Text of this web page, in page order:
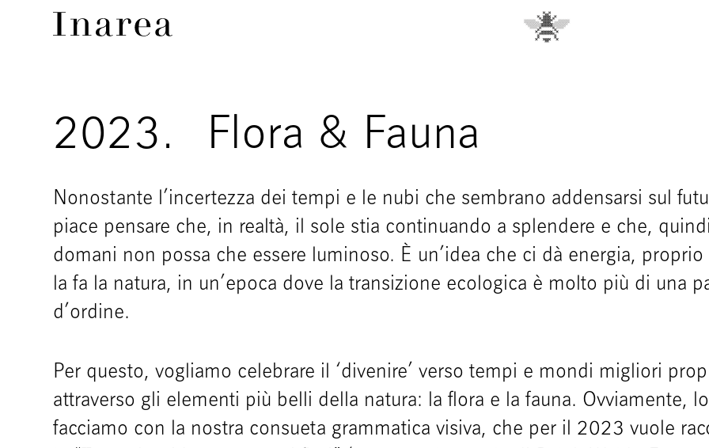
2023. Flora & Fauna
Nonostante l’incertezza dei tempi e le nubi che sembrano addensarsi sul
piace pensare che, in realtà, il sole stia continuando a splendere e che,
domani non possa che essere luminoso. È un’idea che ci dà energia,
la fa la natura, in un’epoca dove la transizione ecologica è molto più di una
d’ordine.
Per questo, vogliamo celebrare il ‘divenire’ verso tempi e mondi migliori
attraverso gli elementi più belli della natura: la flora e la fauna. Ovviamente, lo
facciamo con la nostra consueta grammatica visiva, che per il 2023 vuole